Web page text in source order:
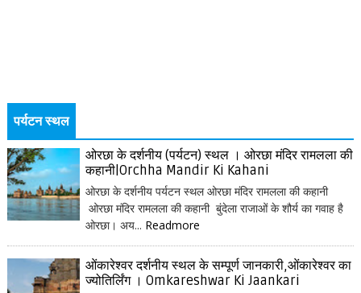
पर्यटन स्थल
ओरछा के दर्शनीय (पर्यटन) स्थल । ओरछा मंदिर रामलला की
कहानी|Orchha Mandir Ki Kahani
ओरछा के दर्शनीय पर्यटन स्थल ओरछा मंदिर रामलला की कहानी
ओरछा मंदिर रामलला की कहानी बुंदेला राजाओं के शौर्य का गवाह है
ओरछा। अय... Readmore
ओंकारेश्वर दर्शनीय स्थल के सम्पूर्ण जानकारी,ओंकारेश्वर का
ज्योतिर्लिंग । Omkareshwar Ki Jaankari